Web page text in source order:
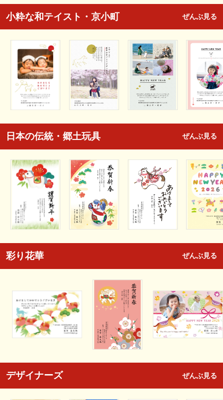
小粋な和テイスト・京小町 ぜんぶ見る
日本の伝統・郷土玩具 ぜんぶ見る
彩り花華 ぜんぶ見る
デザイナーズ ぜんぶ見る